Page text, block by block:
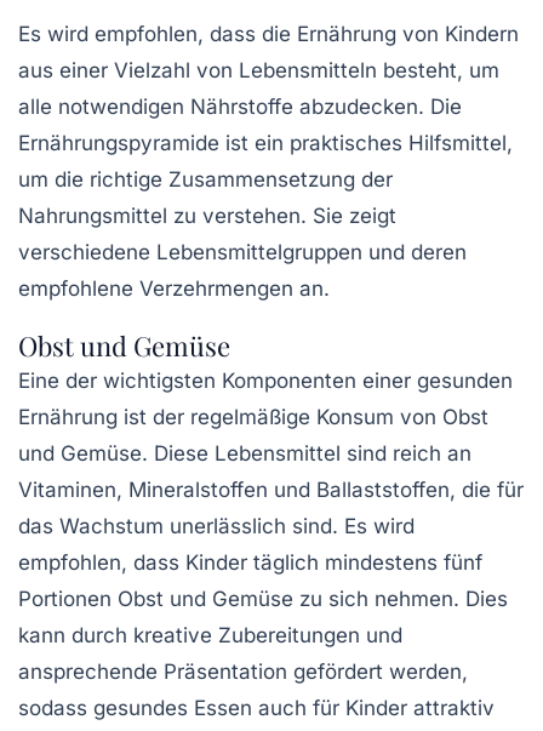
Es wird empfohlen, dass die Ernährung von Kindern
aus einer Vielzahl von Lebensmitteln besteht, um
alle notwendigen Nährstoffe abzudecken. Die
Ernährungspyramide ist ein praktisches Hilfsmittel,
um die richtige Zusammensetzung der
Nahrungsmittel zu verstehen. Sie zeigt
verschiedene Lebensmittelgruppen und deren
empfohlene Verzehrmengen an.
Obst und Gemüse
Eine der wichtigsten Komponenten einer gesunden
Ernährung ist der regelmäßige Konsum von Obst
und Gemüse. Diese Lebensmittel sind reich an
Vitaminen, Mineralstoffen und Ballaststoffen, die für
das Wachstum unerlässlich sind. Es wird
empfohlen, dass Kinder täglich mindestens fünf
Portionen Obst und Gemüse zu sich nehmen. Dies
kann durch kreative Zubereitungen und
ansprechende Präsentation gefördert werden,
sodass gesundes Essen auch für Kinder attraktiv